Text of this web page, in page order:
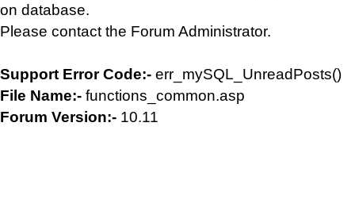
on database.
Please contact the Forum Administrator.
Support Error Code:- err_mySQL_UnreadPosts()
File Name:- functions_common.asp
Forum Version:- 10.11